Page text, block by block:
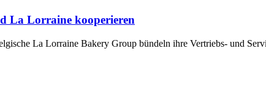
La Lorraine kooperieren
La Lorraine Bakery Group bündeln ihre Vertriebs- und